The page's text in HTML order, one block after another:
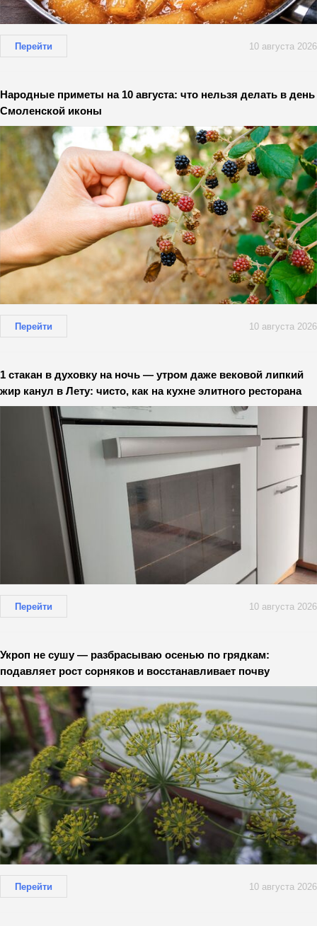
Перейти 10 августа 2026
Народные приметы на 10 августа: что нельзя делать в день
Смоленской иконы
Перейти 10 августа 2026
1 стакан в духовку на ночь — утром даже вековой липкий
жир канул в Лету: чисто, как на кухне элитного ресторана
Перейти 10 августа 2026
Укроп не сушу — разбрасываю осенью по грядкам:
подавляет рост сорняков и восстанавливает почву
Перейти 10 августа 2026